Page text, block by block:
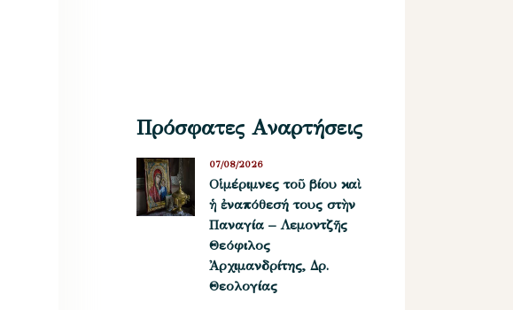
Πρόσφατες Αναρτήσεις
Οἱ μέριμνες τοῦ βίου καὶ
ἡ ἐναπόθεσή τους στὴν
Παναγία – Λεμοντζῆς
Θεόφιλος
Ἀρχιμανδρίτης, Δρ.
Θεολογίας
07/08/2026